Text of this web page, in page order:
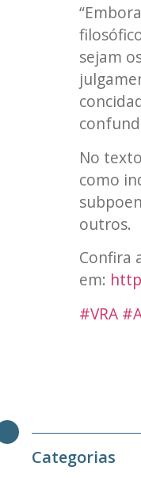
sejam
No
como
outros.
Confira
em:
#VRA
Categorias